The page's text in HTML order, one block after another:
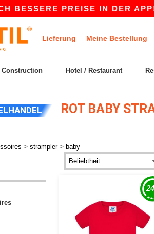
PREISE IN DER APP!
Lieferung Meine Bestellung
Construction Hotel / Restaurant
ROT BABY
> strampler > baby